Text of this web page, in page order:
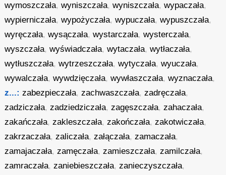
wymoszczała,wyniszczała,wyniszczała,wypaczała,
wypierniczała,wypożyczała,wypuczała,wypuszczała,
wyręczała,wysączała,wystarczała,wysterczała,
wyszczała,wyświadczała,wytaczała,wytłaczała,
wytłuszczała,wytrzeszczała,wytyczała,wyuczała,
wywalczała,wywdzięczała,wywłaszczała,wyznaczała,
z...: zabezpieczała,zachwaszczała,zadręczała,
zadziczała,zadziedziczała,zagęszczała,zahaczała,
zakańczała,zakleszczała,zakończała,zakotwiczała,
zakrzaczała,zaliczała,załączała,zamaczała,
zamajaczała,zamęczała,zamieszczała,zamilczała,
zamraczała,zaniebieszczała,zanieczyszczała,